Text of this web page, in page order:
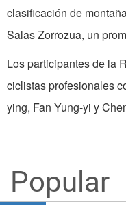
clasificación de
Salas Zorrozua, un
Los participantes de la
ciclistas profesionales
ying, Fan Yung-yi y
Popular